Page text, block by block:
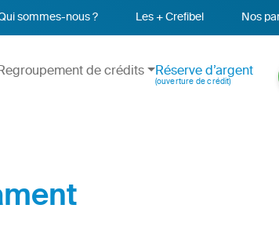
sommes-nous ? Les + Crefibel Nos
de crédits Réserve d’argent
(ouverture de crédit)